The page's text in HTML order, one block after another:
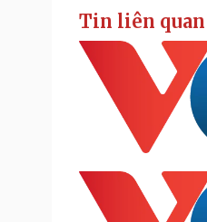
Tin liên quan